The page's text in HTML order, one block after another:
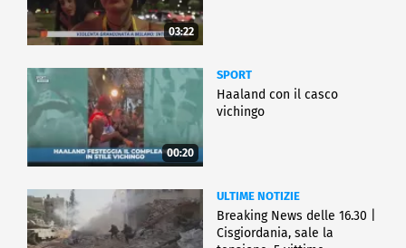
03:22
00:20
SPORT
Haaland con il casco
vichingo
ULTIME NOTIZIE
Breaking News delle 16.30 |
Cisgiordania, sale la